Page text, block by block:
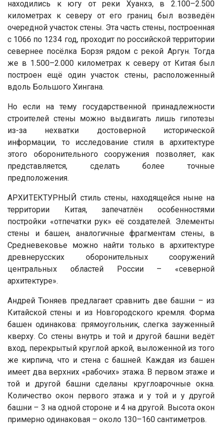
находились к югу от реки Хуанхэ, в 2.100–2.500
километрах к северу от его границ был возведён
очередной участок стены. Эта часть стены, построенная
с 1066 по 1234 год, проходит по российской территории
севернее посёлка Борзя рядом с рекой Аргун. Тогда
же в 1.500–2.000 километрах к северу от Китая был
построен ещё один участок стены, расположенный
вдоль Большого Хингана.
Но если на тему государственной принадлежности
строителей стены можно выдвигать лишь гипотезы
из-за нехватки достоверной исторической
информации, то исследование стиля в архитектуре
этого оборонительного сооружения позволяет, как
представляется, сделать более точные
предположения.
АРХИТЕКТУРНЫЙ стиль стены, находящейся ныне на
территории Китая, запечатлён особенностями
постройки «отпечатки рук» её создателей. Элементы
стены и башен, аналогичные фрагментам стены, в
Средневековье можно найти только в архитектуре
древнерусских оборонительных сооружений
центральных областей России – «северной
архитектуре».
Андрей Тюняев предлагает сравнить две башни – из
Китайской стены и из Новгородского кремля. Форма
башен одинакова: прямоугольник, слегка зауженный
кверху. Со стены внутрь и той и другой башни ведёт
вход, перекрытый круглой аркой, выложенной из того
же кирпича, что и стена с башней. Каждая из башен
имеет два верхних «рабочих» этажа. В первом этаже и
той и другой башни сделаны круглоарочные окна.
Количество окон первого этажа и у той и у другой
башни – 3 на одной стороне и 4 на другой. Высота окон
примерно одинаковая – около 130–160 сантиметров.